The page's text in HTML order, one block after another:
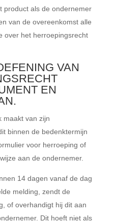
product als de ondernemer
van de overeenkomst alle
over het herroepingsrecht
VAN
EN
maakt van zijn
binnen de bedenktermijn
voor herroeping of
aan de ondernemer.
14 dagen vanaf de dag
melding, zendt de
of overhandigt hij dit aan
Dit hoeft niet als